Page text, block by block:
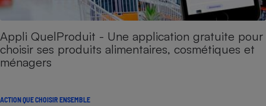
Appli QuelProduit - Une application gratuite pour
choisir ses produits alimentaires, cosmétiques et
ménagers
ACTION QUE CHOISIR ENSEMBLE